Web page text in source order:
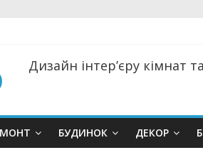
Дизайн інтер’єру кімнат
БУДИНОК ДЕКОР